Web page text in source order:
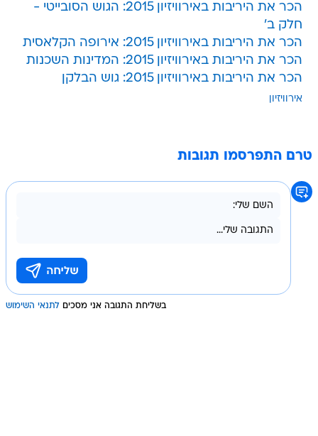
הכר את היריבות באירוויזיון 2015: הגוש הסובייטי -
חלק ב'
הכר את היריבות באירוויזיון 2015: אירופה הקלאסית
הכר את היריבות באירוויזיון 2015: המדינות השכנות
הכר את היריבות באירוויזיון 2015: גוש הבלקן
אירוויזיון
טרם התפרסמו תגובות
בשליחת התגובה אני מסכים לתנאי השימוש